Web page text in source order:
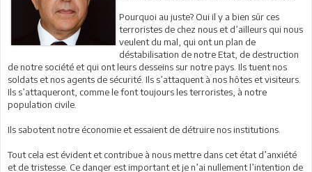
Pourquoi au juste? Oui il y a bien sûr ces
terroristes de chez nous et d’ailleurs qui nous
veulent du mal, qui ont un plan de
déstabilisation de notre Etat, de destruction
de notre société et qui ont leurs desseins sur notre pays. Ils tuent nos
soldats et nos agents de sécurité. Ils s’attaquent à nos hôtes et visiteurs.
Ils s’attaqueront, comme le font toujours les terroristes, à notre
population civile.
Ils sabotent notre économie et essaient de détruire nos institutions.
Tout cela est évident et contribue à nous mettre dans cet état d’anxiété
et de tristesse. Ce danger est important et je n’ai nullement l’intention de